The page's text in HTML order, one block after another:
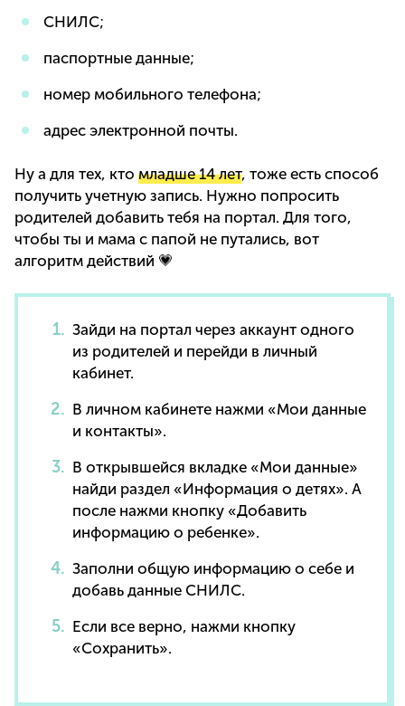
СНИЛС;
паспортные данные;
номер мобильного телефона;
адрес электронной почты.
Ну а для тех, кто младше 14 лет, тоже есть способ
получить учетную запись. Нужно попросить
родителей добавить тебя на портал. Для того,
чтобы ты и мама с папой не путались, вот
алгоритм действий 💗
Зайди на портал через аккаунт одного
из родителей и перейди в личный
кабинет.
В личном кабинете нажми «Мои данные
и контакты».
В открывшейся вкладке «Мои данные»
найди раздел «Информация о детях». А
после нажми кнопку «Добавить
информацию о ребенке».
Заполни общую информацию о себе и
добавь данные СНИЛС.
Если все верно, нажми кнопку
«Сохранить».